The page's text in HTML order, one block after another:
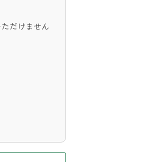
だけません